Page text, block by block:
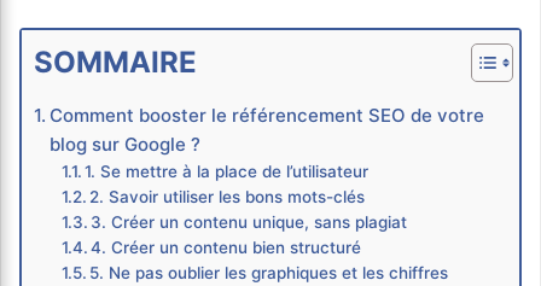
SOMMAIRE
Comment booster le référencement SEO de votre
blog sur Google ?
1. Se mettre à la place de l’utilisateur
2. Savoir utiliser les bons mots-clés
3. Créer un contenu unique, sans plagiat
4. Créer un contenu bien structuré
5. Ne pas oublier les graphiques et les chiffres